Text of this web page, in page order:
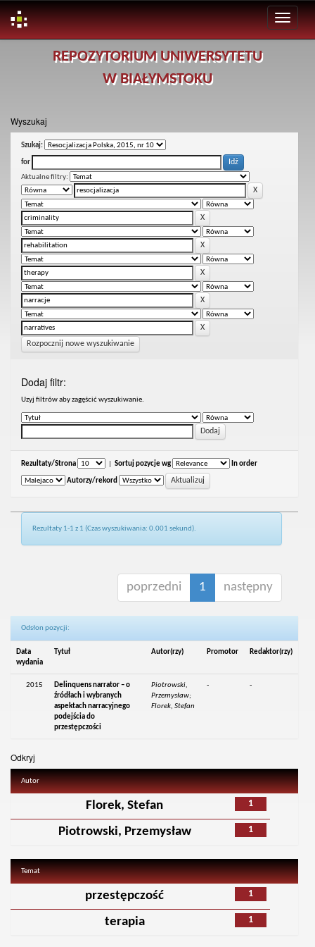
REPOZYTORIUM UNIWERSYTETU
W BIAŁYMSTOKU
Wyszukaj
Szukaj:
for
Aktualne filtry:
Rozpocznij nowe wyszukiwanie
Dodaj filtr:
Uzyj filtrów aby zagęścić wyszukiwanie.
Rezultaty/Strona Sortuj pozycje wg In order
Autorzy/rekord
Rezultaty 1-1 z 1 (Czas wyszukiwania: 0.001 sekund).
poprzedni 1 następny
Odsłon pozycji:
Data
wydania
Tytuł Autor(rzy) Promotor Redaktor(rzy)
2015
Delinquens narrator – o
źródłach i wybranych
aspektach narracyjnego
podejścia do
przestępczości
Piotrowski,
Przemysław;
Florek, Stefan
- -
Odkryj
Autor
1
Florek, Stefan
1
Piotrowski, Przemysław
Temat
1
przestępczość
1
terapia